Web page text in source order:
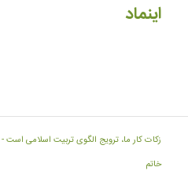
اینماد
زکات کار ما، ترویج الگوی تربیت اسلامی است -
خاتم